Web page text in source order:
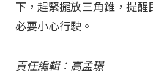
下，趕緊擺放三角錐，提醒
必要小心行駛。
責任編輯：高孟璟